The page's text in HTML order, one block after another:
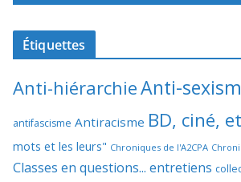
Étiquettes
Anti-hiérarchieAnti-
antifascisme Antiracisme BD, ciné,
mots et les leurs" Chroniques de l'A2CPA
Classes en questions... entretiens